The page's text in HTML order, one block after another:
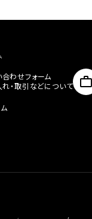
わせフォーム
れ・取引などについて